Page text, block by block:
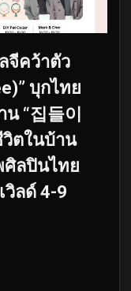
จีคว้าตัว
บุกไทย
“집들이
วิตในบ้าน
ศิลปินไทย
วิลด์ 4-9